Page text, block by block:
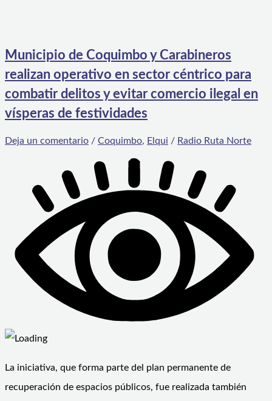
Municipio de Coquimbo y Carabineros
realizan operativo en sector céntrico para
combatir delitos y evitar comercio ilegal en
vísperas de festividades
Deja un comentario / Coquimbo, Elqui / Radio Ruta Norte
La iniciativa, que forma parte del plan permanente de
recuperación de espacios públicos, fue realizada también